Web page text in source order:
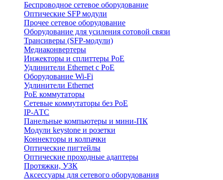
Беспроводное сетевое оборудование
Оптические SFP модули
Прочее сетевое оборудование
Оборудование для усиления сотовой связи
Трансиверы (SFP-модули)
Медиаконвертеры
Инжекторы и сплиттеры PoE
Удлинители Ethernet с PoE
Оборудование Wi-Fi
Удлинители Ethernet
PoE коммутаторы
Сетевые коммутаторы без PoE
IP-АТС
Панельные компьютеры и мини-ПК
Модули keystone и розетки
Коннекторы и колпачки
Оптические пигтейлы
Оптические проходные адаптеры
Протяжки, УЗК
Аксессуары для сетевого оборудования